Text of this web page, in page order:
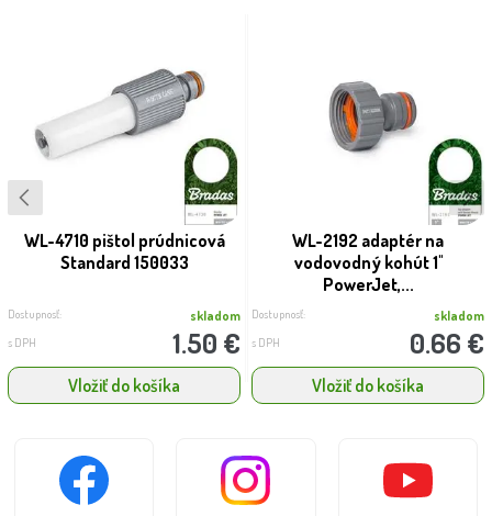
WL-4710 pištol prúdnicová
Standard 150033
Dostupnosť: skladom
s DPH 1.50 €
Vložiť do košíka
WL-2192 adaptér na
vodovodný kohút 1''
PowerJet,...
Dostupnosť: skladom
s DPH 0.66 €
Vložiť do košíka